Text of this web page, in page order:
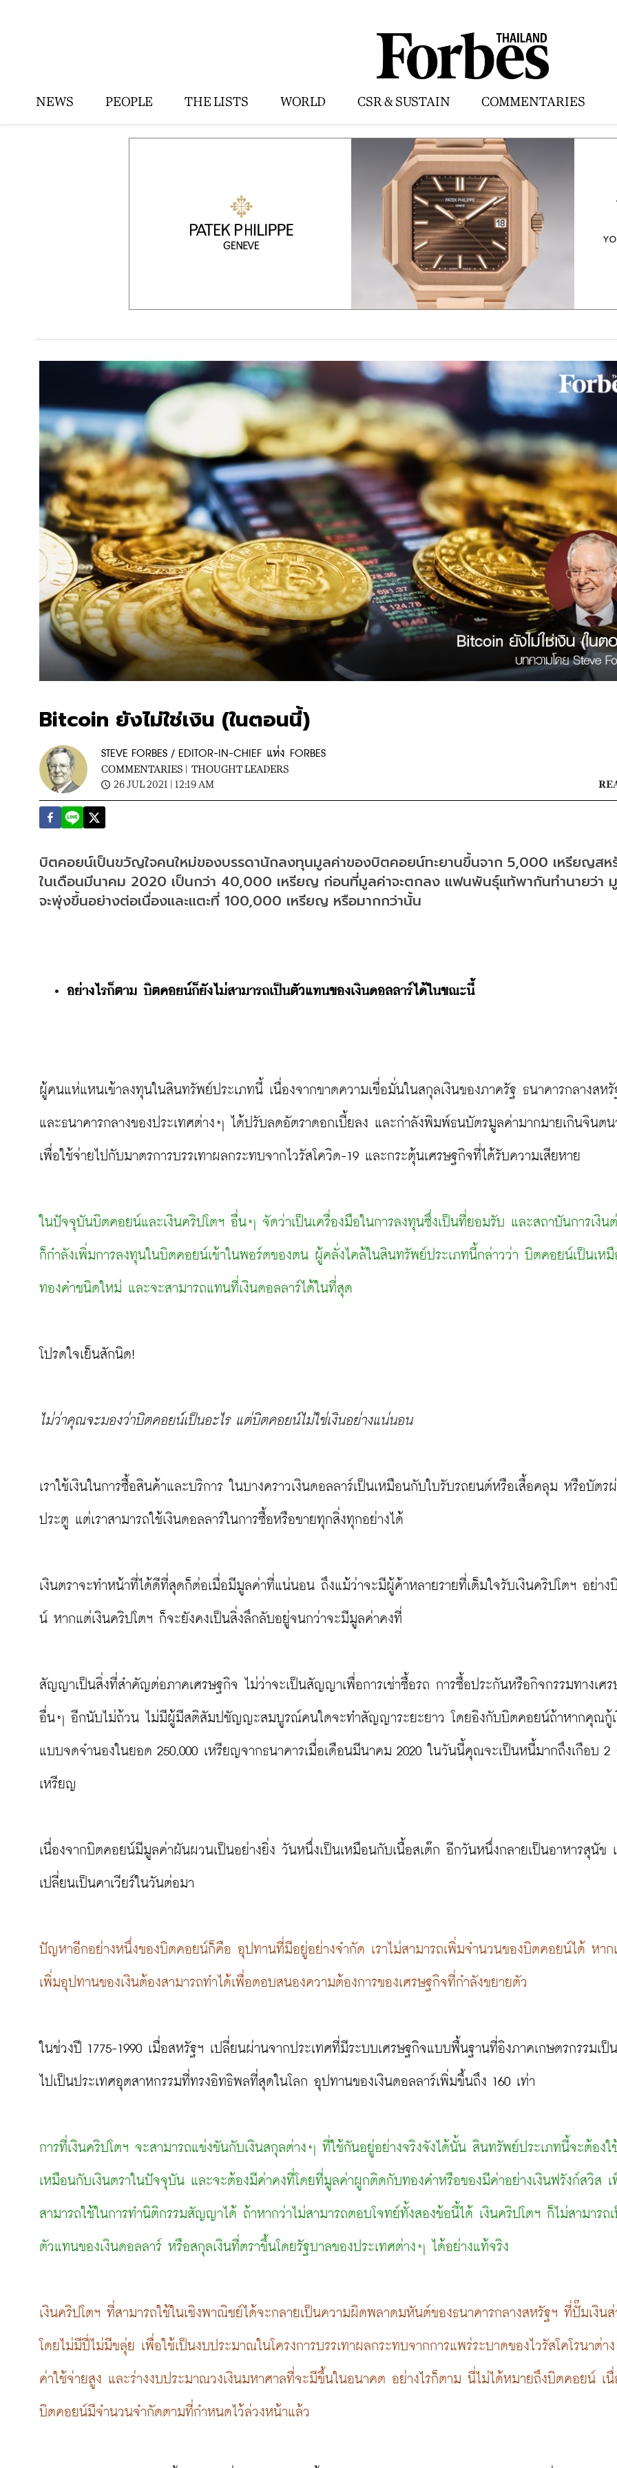
NEWS PEOPLE THE LISTS WORLD CSR & SUSTAIN COMMENTARIES
Bitcoin ยังไม่ใช่เงิน (ในตอนนี้)
STEVE FORBES / EDITOR-IN-CHIEF แห่ง FORBES
COMMENTARIES | THOUGHT LEADERS
26 JUL 2021 | 12:19 AM
บิตคอยน์เป็นขวัญใจคนใหม่ของบรรดานักลงทุนมูลค่าของบิตคอยน์ทะยานขึ้นจาก 5,000 เหรียญสห
ในเดือนมีนาคม 2020 เป็นกว่า 40,000 เหรียญ ก่อนที่มูลค่าจะตกลง แฟนพันธุ์แท้พากันทำนายว่า
จะพุ่งขึ้นอย่างต่อเนื่องและแตะที่ 100,000 เหรียญ หรือมากกว่านั้น
อย่างไรก็ตาม บิตคอยน์ก็ยังไม่สามารถเป็นตัวแทนของเงินดอลลาร์ได้ในขณะนี้
ผู้คนแห่แหนเข้าลงทุนในสินทรัพย์ประเภทนี้ เนื่องจากขาดความเชื่อมั่นในสกุลเงินของภาครัฐ ธนาคารกลางสหรั
และธนาคารกลางของประเทศต่างๆ ได้ปรับลดอัตราดอกเบี้ยลง และกำลังพิมพ์ธนบัตรมูลค่ามากมายเกินจินตน
เพื่อใช้จ่ายไปกับมาตรการบรรเทาผลกระทบจากไวรัสโควิด-19 และกระตุ้นเศรษฐกิจที่ได้รับความเสียหาย
ในปัจจุบันบิตคอยน์และเงินคริปโตฯ อื่นๆ จัดว่าเป็นเครื่องมือในการลงทุนซึ่งเป็นที่ยอมรับ และสถาบันการเงิน
ก็กำลังเพิ่มการลงทุนในบิตคอยน์เข้าในพอร์ตของตน ผู้คลั่งไคล้ในสินทรัพย์ประเภทนี้กล่าวว่า บิตคอยน์เป็นเห
ทองคำชนิดใหม่ และจะสามารถแทนที่เงินดอลลาร์ได้ในที่สุด
โปรดใจเย็นสักนิด!
ไม่ว่าคุณจะมองว่าบิตคอยน์เป็นอะไร แต่บิตคอยน์ไม่ใช่เงินอย่างแน่นอน
เราใช้เงินในการซื้อสินค้าและบริการ ในบางคราวเงินดอลลาร์เป็นเหมือนกับใบรับรถยนต์หรือเสื้อคลุม หรือบัตร
ประตู แต่เราสามารถใช้เงินดอลลาร์ในการซื้อหรือขายทุกสิ่งทุกอย่างได้
เงินตราจะทำหน้าที่ได้ดีที่สุดก็ต่อเมื่อมีมูลค่าที่แน่นอน ถึงแม้ว่าจะมีผู้ค้าหลายรายที่เต็มใจรับเงินคริปโตฯ อย่าง
น์ หากแต่เงินคริปโตฯ ก็จะยังคงเป็นสิ่งลึกลับอยู่จนกว่าจะมีมูลค่าคงที่
สัญญาเป็นสิ่งที่สำคัญต่อภาคเศรษฐกิจ ไม่ว่าจะเป็นสัญญาเพื่อการเช่าซื้อรถ การซื้อประกันหรือกิจกรรมทางเศร
อื่นๆ อีกนับไม่ถ้วน ไม่มีผู้มีสติสัมปชัญญะสมบูรณ์คนใดจะทำสัญญาระยะยาว โดยอิงกับบิตคอยน์ถ้าหากคุณกู้
แบบจดจำนองในยอด 250,000 เหรียญจากธนาคารเมื่อเดือนมีนาคม 2020 ในวันนี้คุณจะเป็นหนี้มากถึงเกือบ 2
เหรียญ
เนื่องจากบิตคอยน์มีมูลค่าผันผวนเป็นอย่างยิ่ง วันหนึ่งเป็นเหมือนกับเนื้อสเต๊ก อีกวันหนึ่งกลายเป็นอาหารสุนัข
เปลี่ยนเป็นคาเวียร์ในวันต่อมา
ปัญหาอีกอย่างหนึ่งของบิตคอยน์ก็คือ อุปทานที่มีอยู่อย่างจำกัด เราไม่สามารถเพิ่มจำนวนของบิตคอยน์ได้ หาก
เพิ่มอุปทานของเงินต้องสามารถทำได้เพื่อตอบสนองความต้องการของเศรษฐกิจที่กำลังขยายตัว
ในช่วงปี 1775-1990 เมื่อสหรัฐฯ เปลี่ยนผ่านจากประเทศที่มีระบบเศรษฐกิจแบบพื้นฐานที่อิงภาคเกษตรกรรมเป็
ไปเป็นประเทศอุตสาหกรรมที่ทรงอิทธิพลที่สุดในโลก อุปทานของเงินดอลลาร์เพิ่มขึ้นถึง 160 เท่า
การที่เงินคริปโตฯ จะสามารถแข่งขันกับเงินสกุลต่างๆ ที่ใช้กันอยู่อย่างจริงจังได้นั้น สินทรัพย์ประเภทนี้จะต้องใ
เหมือนกับเงินตราในปัจจุบัน และจะต้องมีค่าคงที่โดยที่มูลค่าผูกติดกับทองคำหรือของมีค่าอย่างเงินฟรังก์สวิส เ
สามารถใช้ในการทำนิติกรรมสัญญาได้ ถ้าหากว่าไม่สามารถตอบโจทย์ทั้งสองข้อนี้ได้ เงินคริปโตฯ ก็ไม่สามารถ
ตัวแทนของเงินดอลลาร์ หรือสกุลเงินที่ตราขึ้นโดยรัฐบาลของประเทศต่างๆ ได้อย่างแท้จริง
เงินคริปโตฯ ที่สามารถใช้ในเชิงพาณิชย์ได้จะกลายเป็นความผิดพลาดมหันต์ของธนาคารกลางสหรัฐฯ ที่ปั๊มเงินส่
โดยไม่มีปี่ไม่มีขลุ่ย เพื่อใช้เป็นงบประมาณในโครงการบรรเทาผลกระทบจากการแพร่ระบาดของไวรัสโคโรนาต่า
ค่าใช้จ่ายสูง และร่างงบประมาณวงเงินมหาศาลที่จะมีขึ้นในอนาคต อย่างไรก็ตาม นี่ไม่ได้หมายถึงบิตคอยน์ เนื่
บิตคอยน์มีจำนวนจำกัดตามที่กำหนดไว้ล่วงหน้าแล้ว